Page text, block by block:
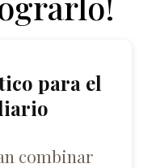
para el
combinar